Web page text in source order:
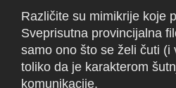
Različite su mimikrije koje
Sveprisutna provincijalna
samo ono što se želi čuti (i
toliko da je karakterom
komunikacije.